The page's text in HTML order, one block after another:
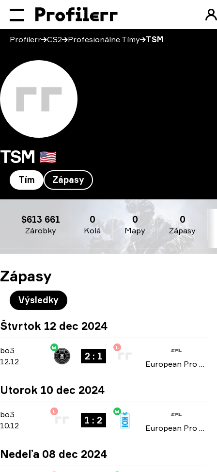
Profilerr CS2 Profesionálne Tímy TSM
TSM 🇺🇸
Tím Zápasy
Zárobky
$613 661
Kolá
0
Mapy
0
Zápasy
0
Zápasy
Výsledky
Štvrtok 12 dec 2024
bo3 -bo3
12.12
W
2 : 1
L
European Pro League: Season 21 2024
Utorok 10 dec 2024
bo3 -bo3
10.12
L
1 : 2
W
European Pro League: Season 21 2024
Nedeľa 08 dec 2024